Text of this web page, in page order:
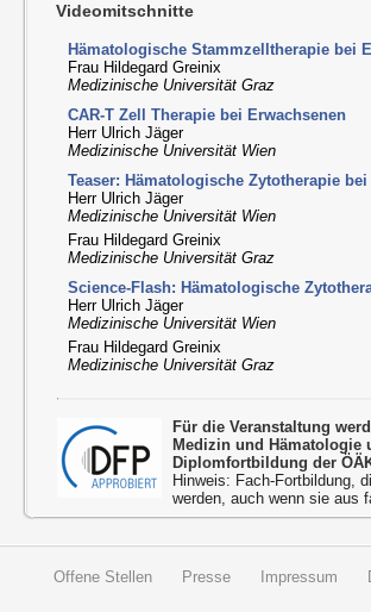
Videomitschnitte
Hämatologische Stammzelltherapie bei
Frau Hildegard Greinix
Medizinische Universität Graz
CAR-T Zell Therapie bei Erwachsenen
Herr Ulrich Jäger
Medizinische Universität Wien
Teaser: Hämatologische Zytotherapie
Herr Ulrich Jäger
Medizinische Universität Wien
Frau Hildegard Greinix
Medizinische Universität Graz
Science-Flash: Hämatologische
Herr Ulrich Jäger
Medizinische Universität Wien
Frau Hildegard Greinix
Medizinische Universität Graz
Für die Veranstaltung
Medizin und Hämatologie
Diplomfortbildung der
Hinweis: Fach-Fortbildung,
werden, auch wenn sie aus
Offene Stellen Presse Impressum